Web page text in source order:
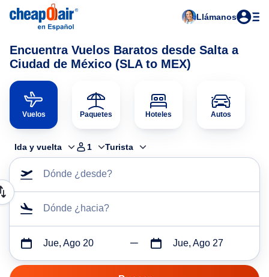
Llámanos
Encuentra Vuelos Baratos desde Salta a
Ciudad de México (SLA to MEX)
Vuelos Paquetes Hoteles Autos
Ida y vuelta 1 Turista
Dónde ¿desde?
Dónde ¿hacia?
Jue, Ago 20 Jue, Ago 27